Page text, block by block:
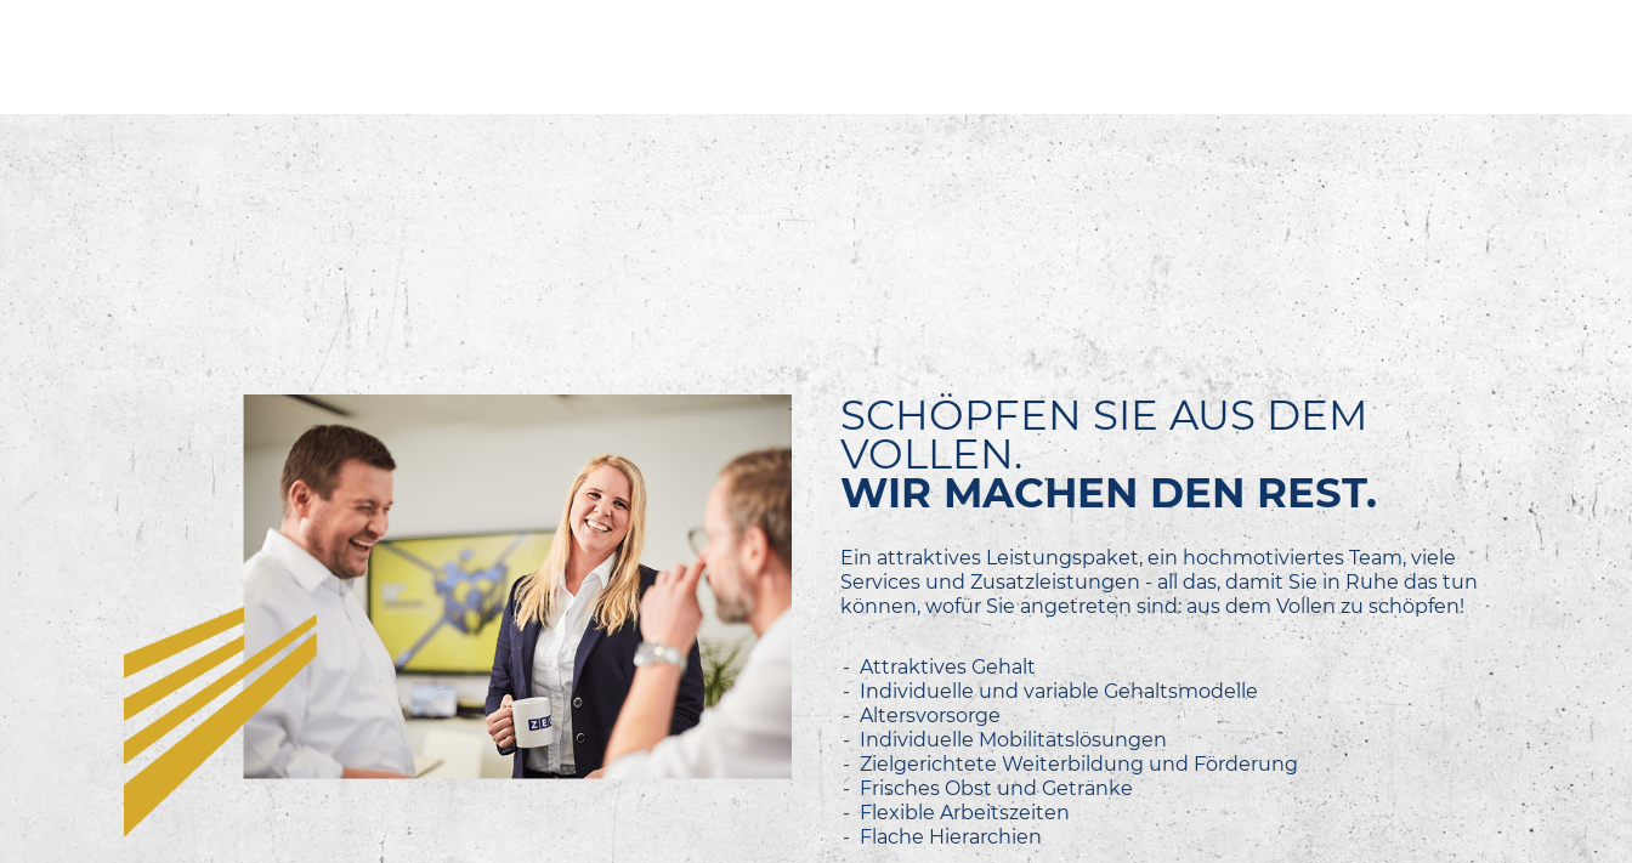
SCHÖPFEN SIE AUS DEM
VOLLEN.
WIR MACHEN DEN REST.
Ein attraktives Leistungspaket, ein hochmotiviertes Team, viele
Services und Zusatzleistungen - all das, damit Sie in Ruhe das tun
können, wofür Sie angetreten sind: aus dem Vollen zu schöpfen!
Attraktives Gehalt
Individuelle und variable Gehaltsmodelle
Altersvorsorge
Individuelle Mobilitätslösungen
Zielgerichtete Weiterbildung und Förderung
Frisches Obst und Getränke
Flexible Arbeitszeiten
Flache Hierarchien